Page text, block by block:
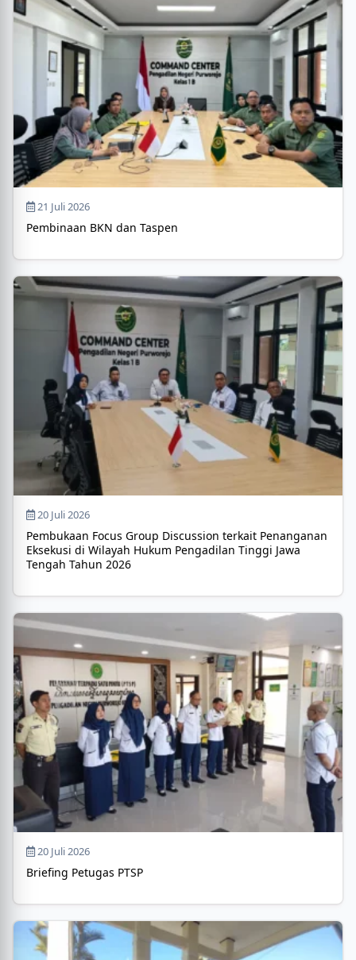
21 Juli 2026
Pembinaan BKN dan Taspen
20 Juli 2026
Pembukaan Focus Group Discussion terkait Penanganan
Eksekusi di Wilayah Hukum Pengadilan Tinggi Jawa
Tengah Tahun 2026
20 Juli 2026
Briefing Petugas PTSP